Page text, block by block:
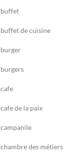
buffet
buffet de cuisine
burger
burgers
cafe
cafe de la paix
campanile
chambre des métiers